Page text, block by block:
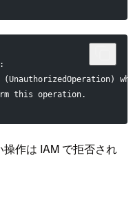
(UnauthorizedOperation)
this operation.
作は IAM で拒否され